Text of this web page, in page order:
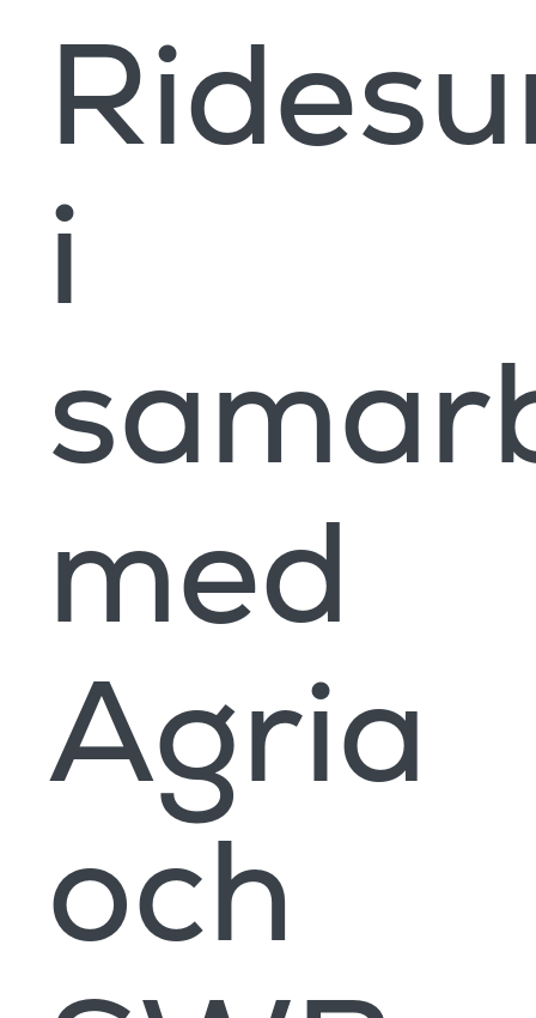
i
med
Agria
och